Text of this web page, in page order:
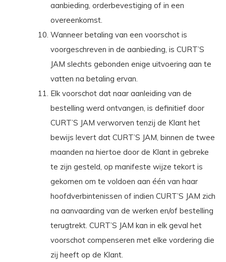
aanbieding, orderbevestiging of in een
overeenkomst.
Wanneer betaling van een voorschot is
voorgeschreven in de aanbieding, is CURT’S
JAM slechts gebonden enige uitvoering aan te
vatten na betaling ervan.
Elk voorschot dat naar aanleiding van de
bestelling werd ontvangen, is definitief door
CURT’S JAM verworven tenzij de Klant het
bewijs levert dat CURT’S JAM, binnen de twee
maanden na hiertoe door de Klant in gebreke
te zijn gesteld, op manifeste wijze tekort is
gekomen om te voldoen aan één van haar
hoofdverbintenissen of indien CURT’S JAM zich
na aanvaarding van de werken en/of bestelling
terugtrekt. CURT’S JAM kan in elk geval het
voorschot compenseren met elke vordering die
zij heeft op de Klant.